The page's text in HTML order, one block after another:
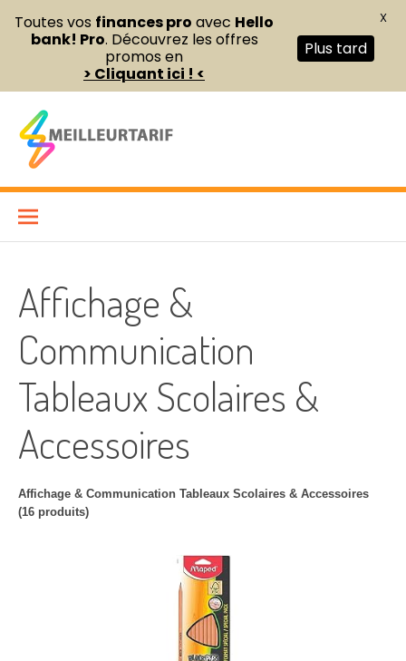
contenu
Meilleur Tarif
Affichage &
Communication
Tableaux Scolaires &
Accessoires
Affichage & Communication Tableaux Scolaires & Accessoires
(16 produits)
Toutes vos finances pro avec Hello
bank! Pro. Découvrez les offres
promos en
> Cliquant ici ! <
Plus tard
X